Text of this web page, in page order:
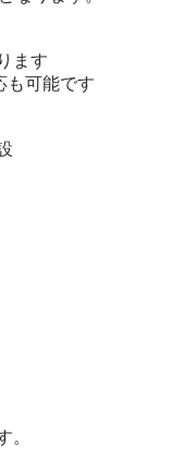
ます
も可能です
。